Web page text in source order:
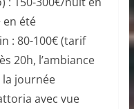
en été
: 80-100€ (tarif
20h, l’ambiance
journée
avec vue